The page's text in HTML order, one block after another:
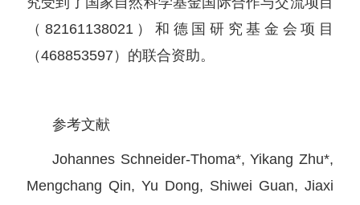
（82161138021）和德国研究基金会项目
（468853597）的联合资助。
参考文献
Johannes Schneider-Thoma*, Yikang Zhu*,
Mengchang Qin, Yu Dong, Shiwei Guan, Jiaxi